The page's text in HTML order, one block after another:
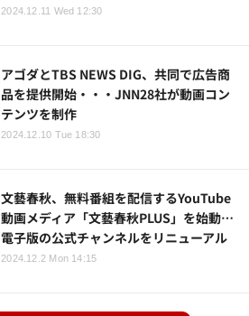
2024.12.11 Wed 12:30
アゴダとTBS NEWS DIG、共同で広告商
品を提供開始・・・JNN28社が動画コン
テンツを制作
2024.12.10 Tue 18:30
文藝春秋、無料番組を配信するYouTube
動画メディア「文藝春秋PLUS」を始動…
電子版の公式チャンネルをリニューアル
2024.12.2 Mon 14:15